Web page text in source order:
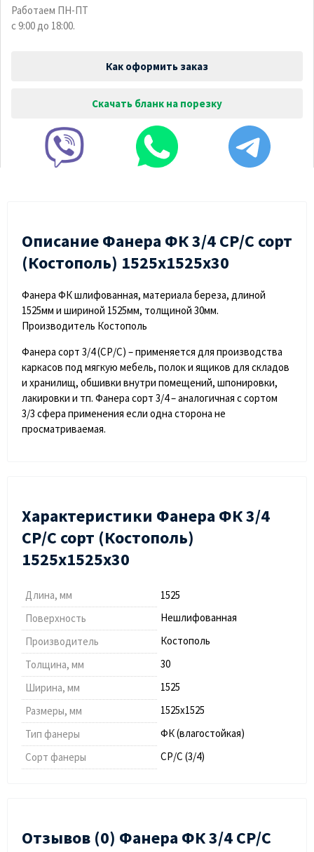
Работаем ПН-ПТ
с 9:00 до 18:00.
Как оформить заказ
Скачать бланк на порезку
Описание Фанера ФК 3/4 СР/С сорт
(Костополь) 1525х1525х30
Фанера ФК шлифованная, материала береза, длиной
1525мм и шириной 1525мм, толщиной 30мм.
Производитель Костополь
Фанера сорт 3/4 (СР/С) – применяется для производства
каркасов под мягкую мебель, полок и ящиков для складов
и хранилищ, обшивки внутри помещений, шпонировки,
лакировки и тп. Фанера сорт 3/4 – аналогичная с сортом
3/3 сфера применения если одна сторона не
просматриваемая.
Характеристики Фанера ФК 3/4
СР/С сорт (Костополь)
1525х1525х30
Длина, мм
1525
Поверхность
Нешлифованная
Производитель
Костополь
Толщина, мм
30
Ширина, мм
1525
Размеры, мм
1525х1525
Тип фанеры
ФК (влагостойкая)
Сорт фанеры
СР/С (3/4)
Отзывов (0) Фанера ФК 3/4 СР/С